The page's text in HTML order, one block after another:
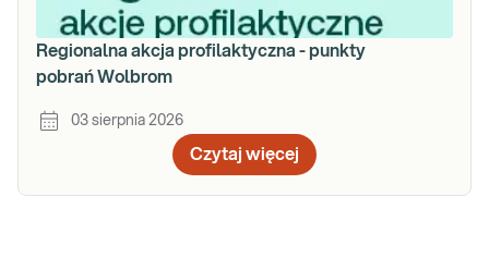
Regionalna akcja profilaktyczna - punkty
pobrań Wolbrom
03 sierpnia 2026
Czytaj więcej